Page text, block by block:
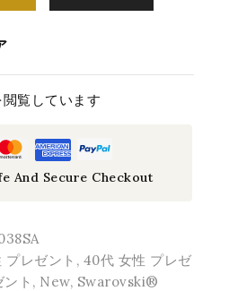
閲覧しています
And Secure Checkout
レゼント , 40代 女性 プレゼ
ト , New, Swarovski®